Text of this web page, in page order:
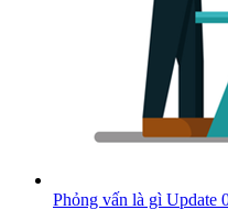
Phỏng vấn là gì Update